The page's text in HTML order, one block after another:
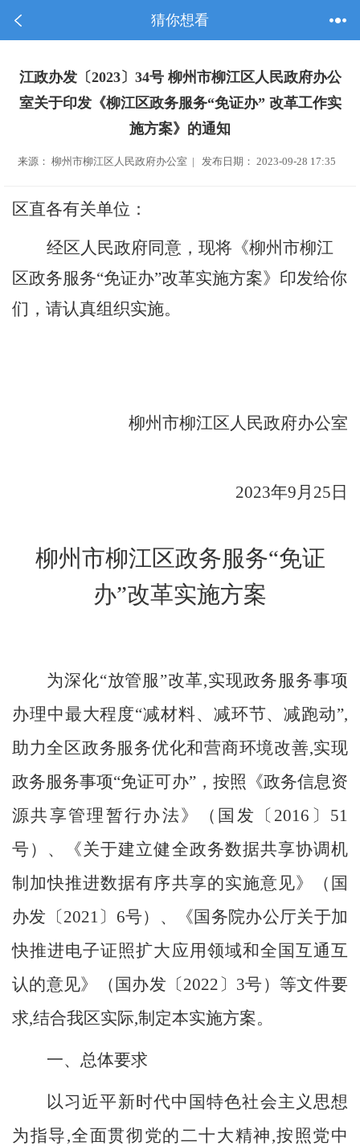
猜你想看
江政办发〔2023〕34号 柳州市柳江区人民政府办公
室关于印发《柳江区政务服务“免证办” 改革工作实
施方案》的通知
来源： 柳州市柳江区人民政府办公室 | 发布日期： 2023-09-28 17:35
区直各有关单位：
经区人民政府同意，现将 《柳州市柳江
区政务服务“免证办”改革实施方案》 印发给你
们，请认真组织实施。
柳州市柳江区人民政府办公室
2023年9月 25 日
柳州市柳江区政务服务“免证
办”改革实施方案
为深化“放管服”改革,实现政务服务事项
办理中最大程度“减材料、减环节、减跑动”,
助力全 区政务服务优化和营商环境改善,实现
政务服务事项“免证可办”， 按照 《政务信息资
源共享管理暂行办法》（国发〔 2016 〕 51
号）、《关于建立健全政务数据共享协调机
制加快推进数据有序共享的实施意见》（国
办发〔2021〕 6号）、
《国务院办公厅关于加
快推进电子证照扩大应用领域和全国互通互
认的意见》
（ 国办发〔2022 〕 3号）等文件要
求,结合我区实际,制定本实施方案。
一、总体要求
以习近平新时代中国特色社会主义思想
为指导,全面贯彻党的二十大精神,按照党中